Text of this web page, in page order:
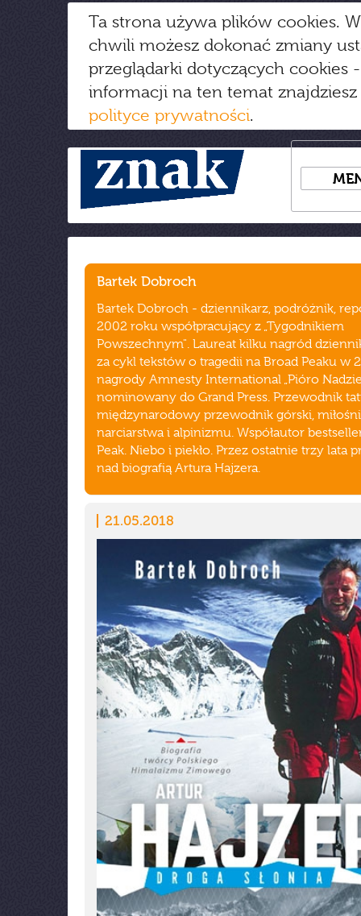
Ta strona używa plików cookies.
chwili możesz dokonać zmiany
przeglądarki dotyczących cookies
informacji na ten temat
polityce prywatności.
Bartek Dobroch
Bartek Dobroch - dziennikarz, podróżnik,
2002 roku współpracujący z „Tygodnikiem
Powszechnym". Laureat kilku nagród
za cykl tekstów o tragedii na Broad Peaku w
nagrody Amnesty International „Pióro
nominowany do Grand Press. Przewodnik
międzynarodowy przewodnik górski,
narciarstwa i alpinizmu. Współautor
Peak. Niebo i piekło. Przez ostatnie trzy lata
nad biografią Artura Hajzera.
21.05.2018